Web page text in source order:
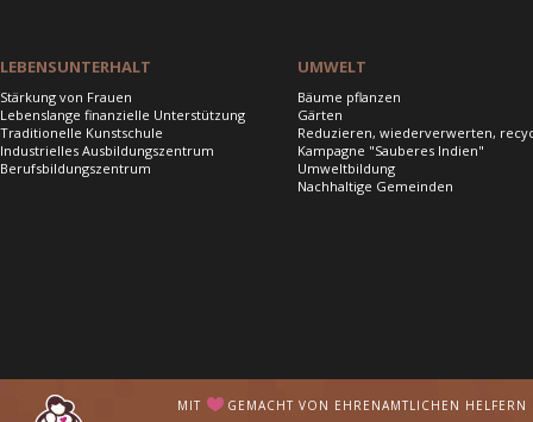
LEBENSUNTERHALT
Stärkung von Frauen
Lebenslange finanzielle Unterstützung
Traditionelle Kunstschule
Industrielles Ausbildungszentrum
Berufsbildungszentrum
UMWELT
Bäume pflanzen
Gärten
Reduzieren, wiederverwerten,
Kampagne "Sauberes Indien"
Umweltbildung
Nachhaltige Gemeinden
MIT GEMACHT VON EHRENAMTLICHEN